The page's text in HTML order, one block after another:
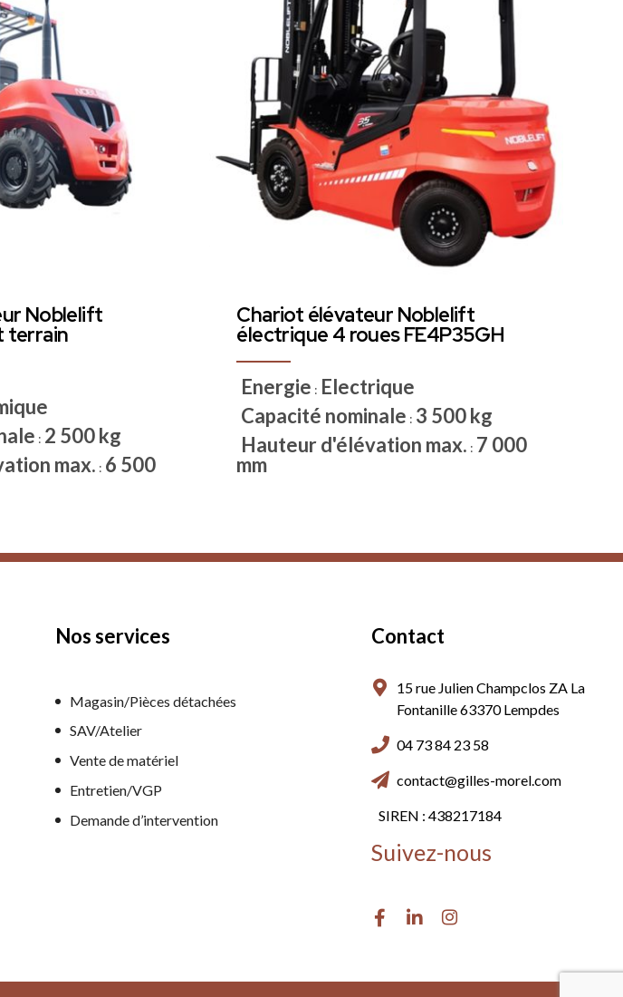
Noblelift
terrain
: 2 500 kg
max. : 6 500
Chariot élévateur Noblelift
électrique 4 roues FE4P35GH
Energie : Electrique
Capacité nominale : 3 500 kg
Hauteur d'élévation max. : 7 000
mm
Nos services
Magasin/Pièces détachées
SAV/Atelier
Vente de matériel
Entretien/VGP
Demande d’intervention
Contact
15 rue Julien Champclos ZA La
Fontanille 63370 Lempdes
04 73 84 23 58
contact@gilles-morel.com
SIREN : 438217184
Suivez-nous